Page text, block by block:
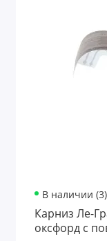
В наличии (3)
Карниз Ле-
оксфорд с